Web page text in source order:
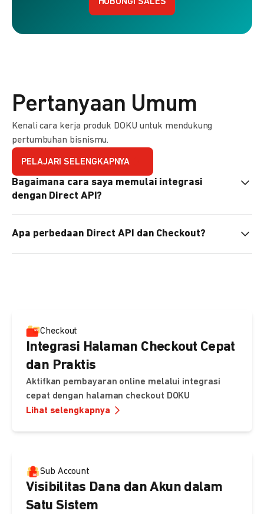
HUBUNGI SALES
Pertanyaan Umum
Kenali cara kerja produk DOKU untuk mendukung
pertumbuhan bisnismu.
PELAJARI SELENGKAPNYA
Bagaimana cara saya memulai integrasi
dengan Direct API?
pemrograman untuk membantu integrasi Anda. Pelajari
Apa perbedaan Direct API dan Checkout?
Checkout
Integrasi Halaman Checkout Cepat
dan Praktis
Aktifkan pembayaran online melalui integrasi
cepat dengan halaman checkout DOKU
Lihat selengkapnya
Sub Account
Visibilitas Dana dan Akun dalam
Satu Sistem